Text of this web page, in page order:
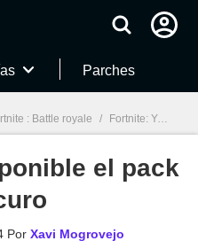
Parches
: Battle royale / Fortnite: Ya disponible el pack Lote Fuego Oscuro
el pack
Por Xavi Mogrovejo